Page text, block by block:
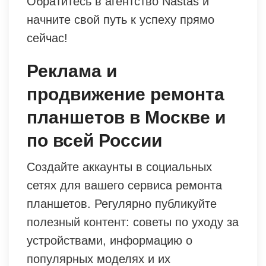
начните свой путь к успеху прямо
сейчас!
Реклама и
продвижение ремонта
планшетов в Москве и
по всей России
Создайте аккаунты в социальных
сетях для вашего сервиса ремонта
планшетов. Регулярно публикуйте
полезный контент: советы по уходу за
устройствами, информацию о
популярных моделях и их